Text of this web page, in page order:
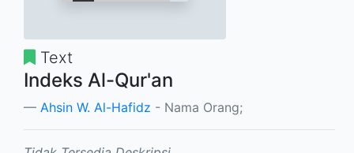
Text
Indeks Al-Qur'an
Ahsin W. Al-Hafidz - Nama Orang;